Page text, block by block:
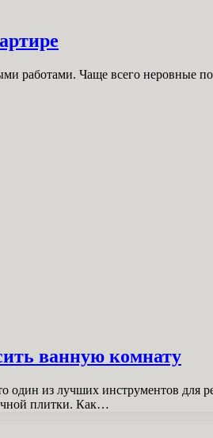
работами. Чаще всего неровные
ванную комнату
из лучших инструментов для
плитки. Как…